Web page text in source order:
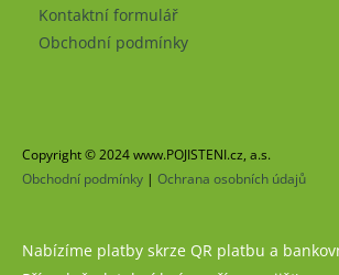
Kontaktní formulář
Obchodní podmínky
Copyright © 2024 www.POJISTENI.cz, a.s.
Obchodní podmínky | Ochrana osobních údajů
Nabízíme platby skrze QR platbu a